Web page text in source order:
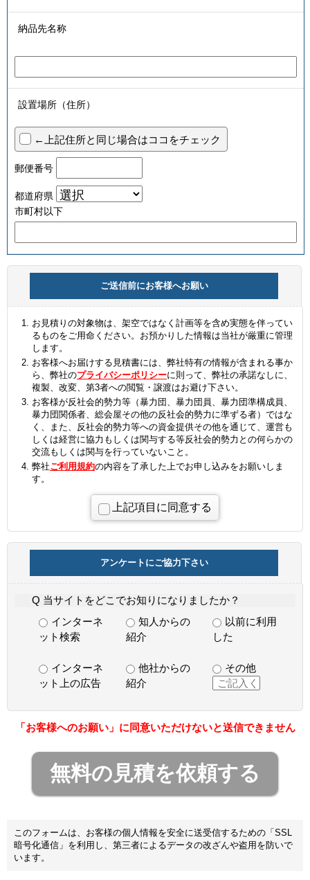
納品先名称
設置場所（住所）
←上記住所と同じ場合はココをチェック
郵便番号
都道府県
市町村以下
ご送信前にお客様へお願い
お見積りの対象物は、架空ではなく計画等を含め実態を伴ってい
るものをご用命ください。お預かりした情報は当社が厳重に管理
します。
お客様へお届けする見積書には、弊社特有の情報が含まれる事か
ら、弊社のプライバシーポリシーに則って、弊社の承諾なしに、
複製、改変、第3者への閲覧・譲渡はお避け下さい。
お客様が反社会的勢力等（暴力団、暴力団員、暴力団準構成員、
暴力団関係者、総会屋その他の反社会的勢力に準ずる者）ではな
く、また、反社会的勢力等への資金提供その他を通じて、運営も
しくは経営に協力もしくは関与する等反社会的勢力との何らかの
交流もしくは関与を行っていないこと。
弊社ご利用規約の内容を了承した上でお申し込みをお願いしま
す。
上記項目に同意する
アンケートにご協力下さい
Q 当サイトをどこでお知りになりましたか？
インターネ
ット検索
知人からの
紹介
以前に利用
した
インターネ
ット上の広告
他社からの
紹介
その他
「お客様へのお願い」に同意いただけないと送信できません
このフォームは、お客様の個人情報を安全に送受信するための「SSL
暗号化通信」を利用し、第三者によるデータの改ざんや盗用を防いで
います。